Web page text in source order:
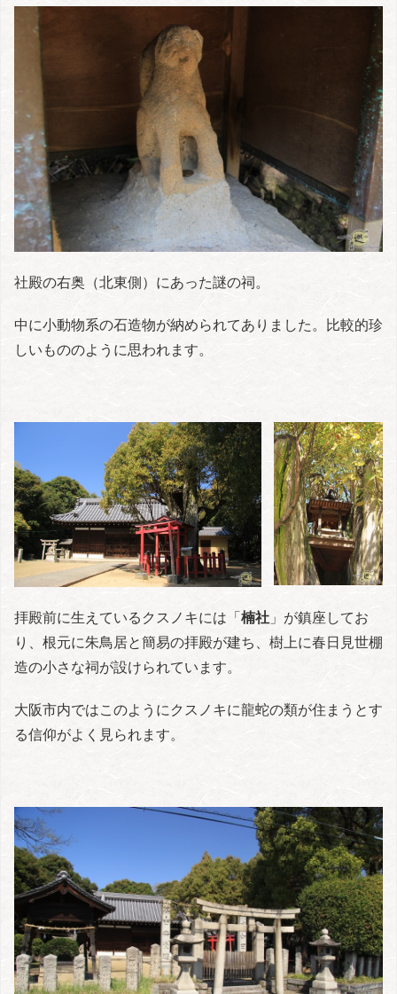
社殿の右奥（北東側）にあった謎の祠。
中に小動物系の石造物が納められてありました。比較的珍
しいもののように思われます。
拝殿前に生えているクスノキには「楠社 」が鎮座してお
り、根元に朱鳥居と簡易の拝殿が建ち、樹上に春日見世棚
造の小さな祠が設けられています。
大阪市内ではこのようにクスノキに龍蛇の類が住まうとす
る信仰がよく見られます。